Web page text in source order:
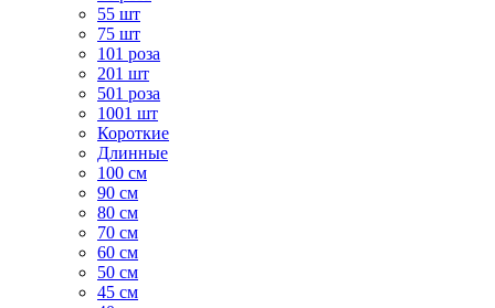
55 шт
75 шт
101 роза
201 шт
501 роза
1001 шт
Короткие
Длинные
100 см
90 см
80 см
70 см
60 см
50 см
45 см